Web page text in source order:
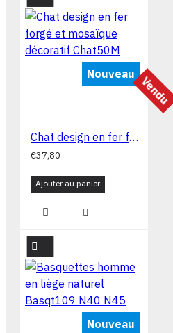
Nouveau
Vendu
Chat design en fer forgé et mosaïque décoratif Chat50M
€37,80
Ajouter au panier
Nouveau